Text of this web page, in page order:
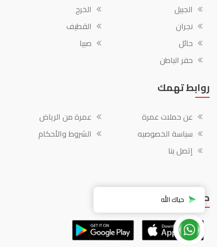
الجبيل
الخرج
نجران
القطيف
حائل
صبيا
حفر الباطن
روابط تهمك
عن حملات عمرة
عمرة من الرياض
سياسة الخصوصيه
الشروط والأحكام
إتصل بنا
حمل التطبيق مجاناً